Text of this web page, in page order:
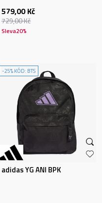
579,00 Kč
729,00Kč
Sleva20%
-25% KÓD: BTS
adidas YG ANI BPK